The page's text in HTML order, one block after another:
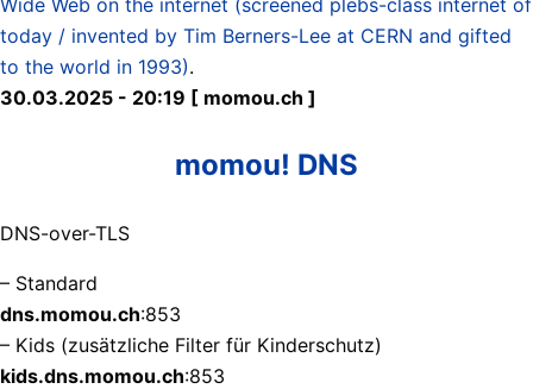
today / invented by Tim Berners-Lee at CERN and gifted
to the world in 1993).
30.03.2025 - 20:19 [ momou.ch ]
momou! DNS
DNS-over-TLS
– Standard
dns.momou.ch:853
– Kids (zusätzliche Filter für Kinderschutz)
kids.dns.momou.ch:853